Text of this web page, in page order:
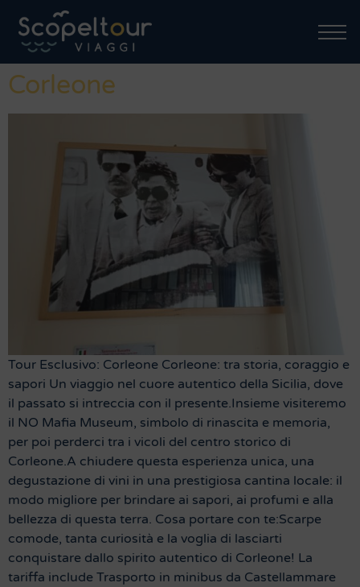
Corleone
Tour Esclusivo: Corleone Corleone: tra storia, coraggio e
sapori Un viaggio nel cuore autentico della Sicilia, dove
il passato si intreccia con il presente.Insieme visiteremo
il NO Mafia Museum, simbolo di rinascita e memoria,
per poi perderci tra i vicoli del centro storico di
Corleone.A chiudere questa esperienza unica, una
degustazione di vini in una prestigiosa cantina locale: il
modo migliore per brindare ai sapori, ai profumi e alla
bellezza di questa terra. Cosa portare con te:Scarpe
comode, tanta curiosità e la voglia di lasciarti
conquistare dallo spirito autentico di Corleone! La
tariffa include Trasporto in minibus da Castellammare